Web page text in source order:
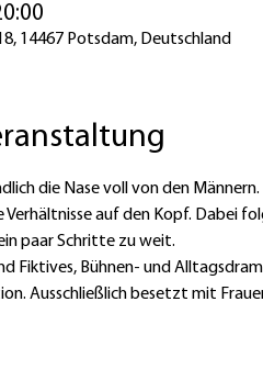
14467 Potsdam, Deutschland
die Nase voll von den
Verhältnisse auf den Kopf. Dabei
paar Schritte zu weit.
Fiktives, Bühnen- und
Ausschließlich besetzt mit